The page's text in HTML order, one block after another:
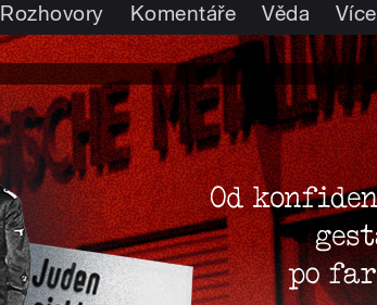
Rozhovory Komentáře Věda Více